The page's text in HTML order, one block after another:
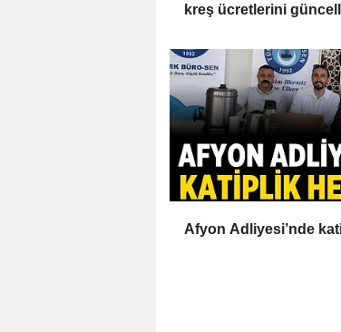
kreş ücretlerini
Afyon Adliyesi’nde